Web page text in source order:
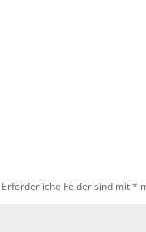
Erforderliche Felder sind mit*